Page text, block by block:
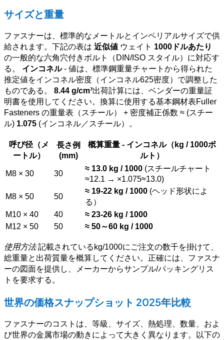
サイズと重量
ファスナーは、標準的なメートルとインペリアルサイズで供
給されます。下記の表は 近似値 ウェイト 1000ドルあたり
の一般的な六角穴付きボルト（DIN/ISO スタイル）に対応す
る。 インコネル- 値は、標準鋼重量チャートから得られた
推定値をインコネル密度（インコネル625密度）で調整した
ものである。 8.44 g/cm³出荷計算には、ベンダーの重量証
明書を使用してください。換算に使用する基本鋼材表Fuller
Fasteners の重量表（スチール） + 密度補正係数 ≈ (スチー
ル) 1.075 (インコネル／スチール）。
呼び径（メ
ートル）
長さ例
(mm)
概算重量 - インコネル（kg / 1000ボ
ルト）
M8 × 30
30
≈ 13.0 kg / 1000 (スチールチャート
≈12.1 → ×1.075≈13.0)
M8 × 50
50
≈ 19-22 kg / 1000 (ヘッド形状によ
る）
M10 × 40
40
≈ 23-26 kg / 1000
M12 × 50
50 ≈ 50～60 kg / 1000
使用方法記載されているkg/1000にご注文の数千を掛けて、
総重量と出荷質量を概算してください。正確には、ファスナ
ーの図面を提供し、メーカーからサンプル/パッキングリス
トを要求する。
世界の価格スナップショット 2025年比較
ファスナーのコストは、等級、サイズ、熱処理、数量、およ
び世界の金属市場の動きによって大きく異なります。以下の